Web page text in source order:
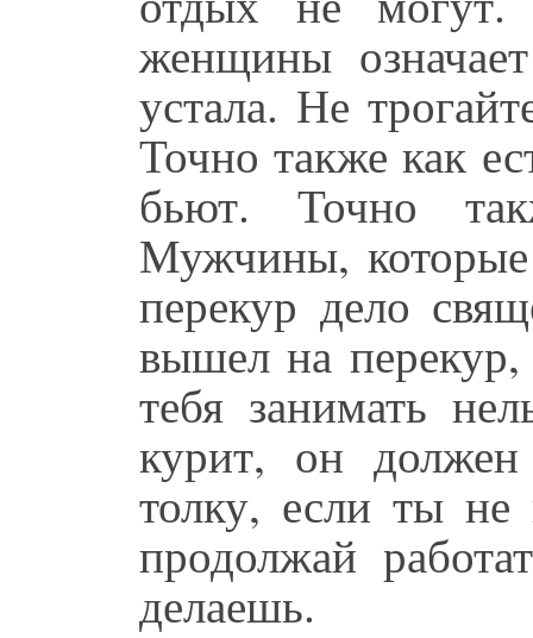
женщины
устала. Не
Точно также как
бьют. Точно
Мужчины,
перекур дело
вышел на
тебя занимать
курит, он
толку, если ты
продолжай
делаешь.